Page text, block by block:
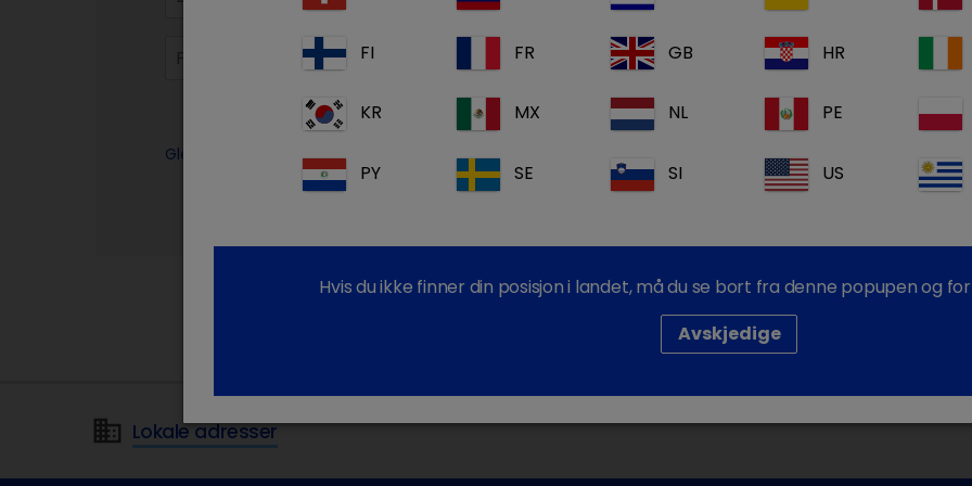
Glemt passordet?
Komplett
Gratis
Lokale adresser
FI FR GB HR
KR MX NL PE
PY SE SI US
Hvis du ikke finner din posisjon i landet, må du se bort fra denne popupen og
Avskjedige